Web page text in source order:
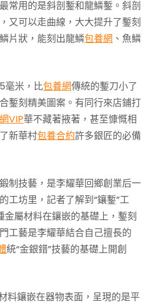
常用的是斜剖鏨和龍鱗鏨。斜剖
又可以走曲線，大大提升了鏨刻
片狀，能刻出龍鱗包養網 、魚鱗
毫米，比包養網傳統的鏨刀小了
鏨刻精美圖案。有同行來店鋪打
VIP華不藏著掖著，甚至慷慨相
新華村包養合約許多銀匠的必備
制技藝，是李耀華回鄉創業后一
工坊里，記者了解到“鑲鏨”工
屬材料在鑲嵌的基礎上，鏨刻
工藝是李耀華結合自己擅長的
統“金銀錯”技藝的基礎上開創
料鑲嵌在器物表面，呈現的是平